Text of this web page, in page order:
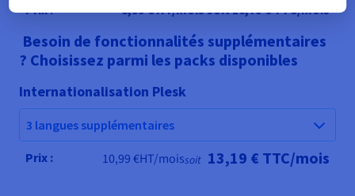
Prix : 8,99 € HT/mois soit 10,79 € TTC/mois
Besoin de fonctionnalités supplémentaires
? Choisissez parmi les packs disponibles
Internationalisation Plesk
3 langues supplémentaires
Prix : 10,99 €HT/moissoit 13,19 € TTC/mois